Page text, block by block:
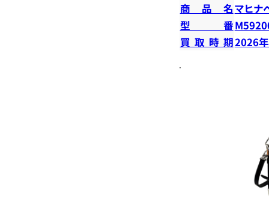
商品名マヒナ
型番
買取時期2026